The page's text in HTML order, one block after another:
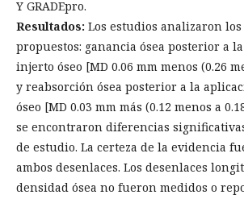
Y GRADEpro.
Resultados: Los estudios analizaron los
propuestos: ganancia ósea posterior a
injerto óseo [MD 0.06 mm menos (0.26
y reabsorción ósea posterior a la
óseo [MD 0.03 mm más (0.12 menos a
se encontraron diferencias
de estudio. La certeza de la evidencia
ambos desenlaces. Los desenlaces
densidad ósea no fueron medidos o